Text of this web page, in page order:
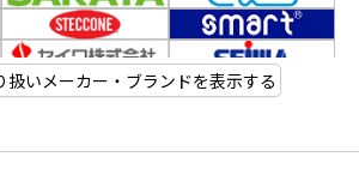
いメーカー・ブランドを表示する